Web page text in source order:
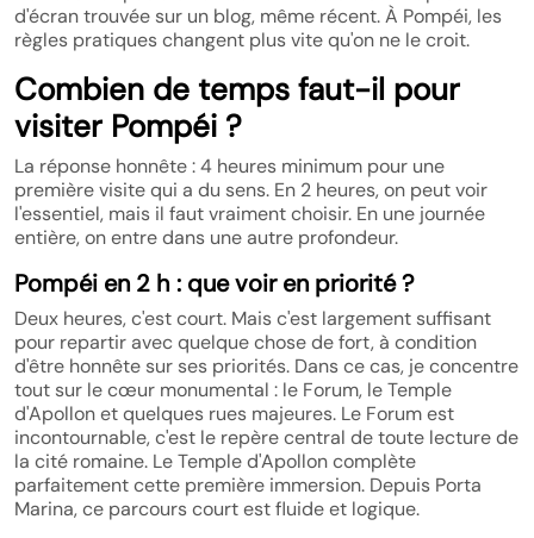
d'écran trouvée sur un blog, même récent. À Pompéi, les
règles pratiques changent plus vite qu'on ne le croit.
Combien de temps faut-il pour
visiter Pompéi ?
La réponse honnête : 4 heures minimum pour une
première visite qui a du sens. En 2 heures, on peut voir
l'essentiel, mais il faut vraiment choisir. En une journée
entière, on entre dans une autre profondeur.
Pompéi en 2 h : que voir en priorité ?
Deux heures, c'est court. Mais c'est largement suffisant
pour repartir avec quelque chose de fort, à condition
d'être honnête sur ses priorités. Dans ce cas, je concentre
tout sur le cœur monumental : le Forum, le Temple
d'Apollon et quelques rues majeures. Le Forum est
incontournable, c'est le repère central de toute lecture de
la cité romaine. Le Temple d'Apollon complète
parfaitement cette première immersion. Depuis Porta
Marina, ce parcours court est fluide et logique.